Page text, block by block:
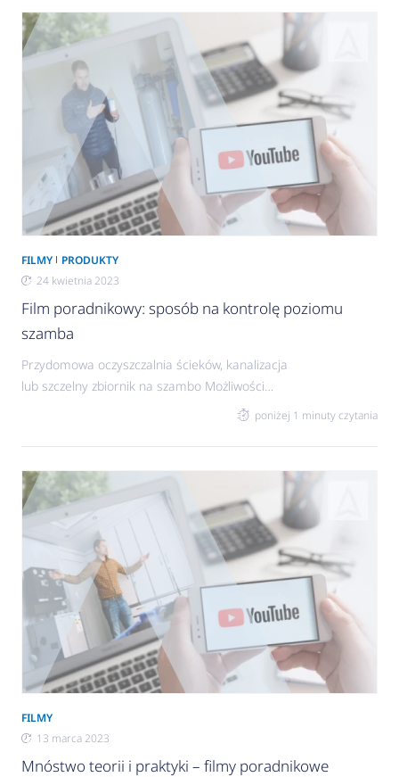
są kluczowymi aspektami mającymi wpływ na
sprawne działanie instalacji. Klucz do
efektywności Wybór właściwej charakterystyki
pracy pompy obiegowej to jeden z etapów
najczęściej pomijanych przy tworzeniu instalacji. Z
FILMY
PRODUKTY
24 kwietnia 2023
Film poradnikowy: sposób na kontrolę poziomu
szamba
Przydomowa oczyszczalnia ścieków, kanalizacja
lub szczelny zbiornik na szambo Możliwości
usuwania nieczystości jest kilka. Dlatego jest to
domu. Decydując się na szambo, trzeba
pamiętać, aby nie dopuścić do jego przepełnienia i
zalania ogrodu. Z drugiej strony nie warto wzywać
wozu asenizacyjnego za wcześnie i przepłacać za
opróżnianie niepełnego zbiornika. Kontrola
poziomu nieczystości Prostym sposobem na
poniżej 1 minuty czytania
FILMY
13 marca 2023
Mnóstwo teorii i praktyki – filmy poradnikowe